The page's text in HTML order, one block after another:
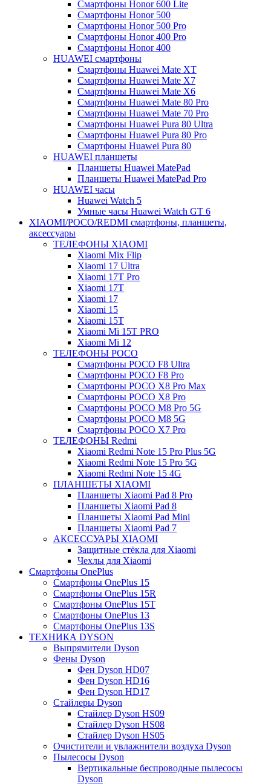
Смартфоны Honor 600 Lite
Смартфоны Honor 500
Смартфоны Honor 500 Pro
Смартфоны Honor 400 Pro
Смартфоны Honor 400
HUAWEI cмартфоны
Смартфоны Huawei Mate XT
Смартфоны Huawei Mate X7
Смартфоны Huawei Mate X6
Смартфоны Huawei Mate 80 Pro
Смартфоны Huawei Mate 70 Pro
Смартфоны Huawei Pura 80 Ultra
Смартфоны Huawei Pura 80 Pro
Смартфоны Huawei Pura 80
HUAWEI планшеты
Планшеты Huawei MatePad
Планшеты Huawei MatePad Pro
HUAWEI часы
Huawei Watch 5
Умные часы Huawei Watch GT 6
XIAOMI/POCO/REDMI cмартфоны, планшеты,
аксессуары
ТЕЛЕФОНЫ XIAOMI
Xiaomi Mix Flip
Xiaomi 17 Ultra
Xiaomi 17T Pro
Xiaomi 17T
Xiaomi 17
Xiaomi 15
Xiaomi 15T
Xiaomi Mi 15T PRO
Xiaomi Mi 12
ТЕЛЕФОНЫ POCO
Смартфоны POCO F8 Ultra
Смартфоны POCO F8 Pro
Смартфоны POCO X8 Pro Max
Смартфоны POCO X8 Pro
Смартфоны POCO M8 Pro 5G
Смартфоны POCO M8 5G
Смартфоны POCO X7 Pro
ТЕЛЕФОНЫ Redmi
Xiaomi Redmi Note 15 Pro Plus 5G
Xiaomi Redmi Note 15 Pro 5G
Xiaomi Redmi Note 15 4G
ПЛАНШЕТЫ XIAOMI
Планшеты Xiaomi Pad 8 Pro
Планшеты Xiaomi Pad 8
Планшеты Xiaomi Pad Mini
Планшеты Xiaomi Pad 7
АКСЕССУАРЫ XIAOMI
Защитные стёкла для Xiaomi
Чехлы для Xiaomi
Смартфоны OnePlus
Смартфоны OnePlus 15
Смартфоны OnePlus 15R
Смартфоны OnePlus 15T
Смартфоны OnePlus 13
Смартфоны OnePlus 13S
ТЕХНИКА DYSON
Выпрямители Dyson
Фены Dyson
Фен Dyson HD07
Фен Dyson HD16
Фен Dyson HD17
Стайлеры Dyson
Стайлер Dyson HS09
Стайлер Dyson HS08
Стайлер Dyson HS05
Очистители и увлажнители воздуха Dyson
Пылесосы Dyson
Вертикальные беспроводные пылесосы
Dyson